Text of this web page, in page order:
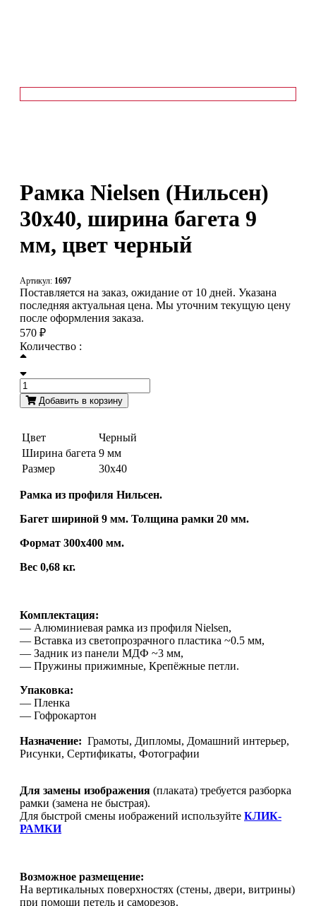
Рамка Nielsen (Нильсен)
30х40, ширина багета 9
мм, цвет черный
Артикул: 1697
Поставляется на заказ, ожидание от 10 дней. Указана
последняя актуальная цена. Мы уточним текущую цену
после оформления заказа.
570 ₽
Количество :
Добавить в корзину
Цвет
Черный
Ширина багета 9 мм
Размер
30х40
Рамка из профиля Нильсен.
Багет шириной 9 мм. Толщина рамки 20 мм.
Формат 300х400 мм.
Вес 0,68 кг.
Комплектация:
— Алюминиевая рамка из профиля Nielsen,
— Вставка из светопрозрачного пластика ~0.5 мм,
— Задник из панели МДФ ~3 мм,
— Пружины прижимные, Крепёжные петли.
Упаковка:
— Пленка
— Гофрокартон
Назначение: Грамоты, Дипломы, Домашний интерьер,
Рисунки, Сертификаты, Фотографии
Для замены изображения (плаката) требуется разборка
рамки (замена не быстрая).
Для быстрой смены иображений используйте КЛИК-
РАМКИ
Возможное размещение:
На вертикальных поверхностях (стены, двери, витрины)
при помощи петель и саморезов.